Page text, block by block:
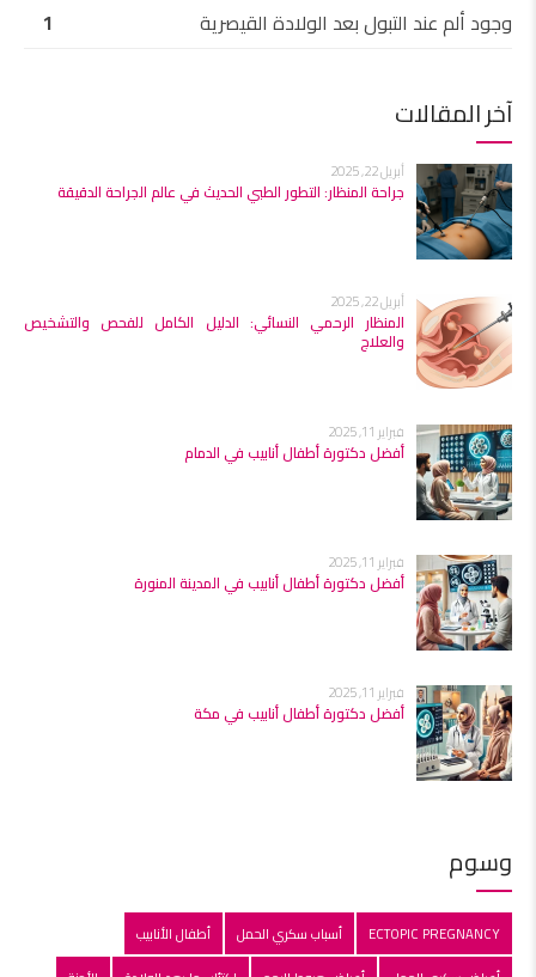
وجود ألم عند التبول بعد الولادة القيصرية
1
آخر المقالات
أبريل 22, 2025
جراحة المنظار: التطور الطبي الحديث في عالم الجراحة الدقيقة
أبريل 22, 2025
المنظار الرحمي النسائي: الدليل الكامل للفحص والتشخيص
والعلاج
فبراير 11, 2025
أفضل دكتورة أطفال أنابيب في الدمام
فبراير 11, 2025
أفضل دكتورة أطفال أنابيب في المدينة المنورة
فبراير 11, 2025
أفضل دكتورة أطفال أنابيب في مكة
وسوم
ECTOPIC PREGNANCY أسباب سكري الحمل
أطفال الأنابيب